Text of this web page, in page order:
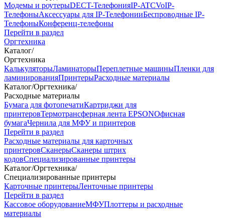
Модемы и роутерыDECT-ТелефонияIP-ATCVoIP-
ТелефоныАксессуары для IP-ТелефонииБеспроводные IP-
ТелефоныКонференц-телефоны
Перейти в раздел
Оргтехника
Каталог/
Оргтехника
КалькуляторыЛаминаторыПереплетные машиныПленки для
ламинированияПринтерыРасходные материалы
Каталог/Оргтехника/
Расходные материалы
Бумага для фотопечатиКартриджи для
принтеровТермотрансферная лента EPSONОфисная
бумагаЧернила для МФУ и принтеров
Перейти в раздел
Расходные материалы для карточных
принтеровСканерыСканеры штрих
кодовСпециализированные принтеры
Каталог/Оргтехника/
Специализированные принтеры
Карточные принтерыЛенточные принтеры
Перейти в раздел
Кассовое оборудованиеМФУПлоттеры и расходные
материалы